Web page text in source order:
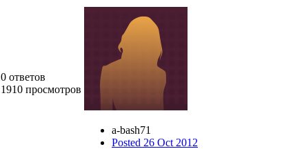
0 ответов
1910 просмотров
a-bash71
Posted 26 Oct 2012